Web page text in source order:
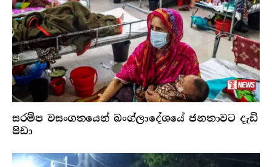
සරම්ප වසංගතයෙන් බංග්ලාදේශයේ ජනතාවට දැඩි
පිඩා